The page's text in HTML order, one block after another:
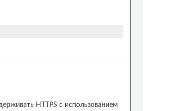
HTTPS с использованием